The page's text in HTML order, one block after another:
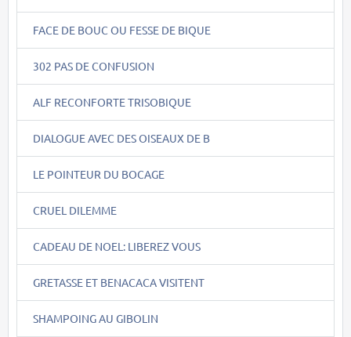
FACE DE BOUC OU FESSE DE BIQUE
302 PAS DE CONFUSION
ALF RECONFORTE TRISOBIQUE
DIALOGUE AVEC DES OISEAUX DE B
LE POINTEUR DU BOCAGE
CRUEL DILEMME
CADEAU DE NOEL: LIBEREZ VOUS
GRETASSE ET BENACACA VISITENT
SHAMPOING AU GIBOLIN